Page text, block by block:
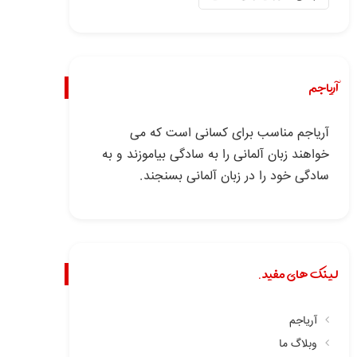
آریاجم
آریاجم مناسب برای کسانی است که می
خواهند زبان آلمانی را به سادگی بیاموزند و به
سادگی خود را در زبان آلمانی بسنجند.
لینک های مفید.
آریاجم
وبلاگ ما